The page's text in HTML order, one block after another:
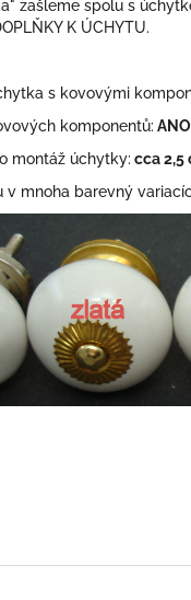
zašleme spolu s
K ÚCHYTU.
s kovovými
komponentů: ANO
montáž úchytky: cca 2,5
v mnoha barevný